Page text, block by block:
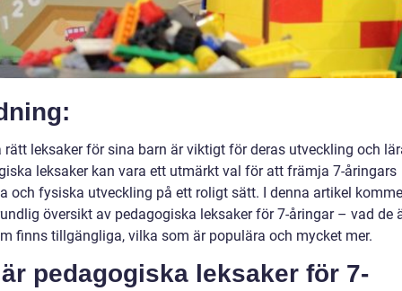
rätt leksaker för sina barn är viktigt för deras utveckling och
leksaker kan vara ett utmärkt val för att främja 7-åringars
och fysiska utveckling på ett roligt sätt. I denna artikel
översikt av pedagogiska leksaker för 7-åringar – vad de
finns tillgängliga, vilka som är populära och mycket mer.
pedagogiska leksaker för 7-